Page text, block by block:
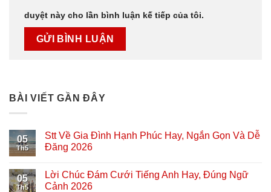
duyệt này cho lần bình luận kế tiếp của tôi.
BÀI VIẾT GẦN ĐÂY
05
Th5
Stt Về Gia Đình Hạnh Phúc Hay, Ngắn Gọn Và Dễ
Đăng 2026
05
Th5
Lời Chúc Đám Cưới Tiếng Anh Hay, Đúng Ngữ
Cảnh 2026